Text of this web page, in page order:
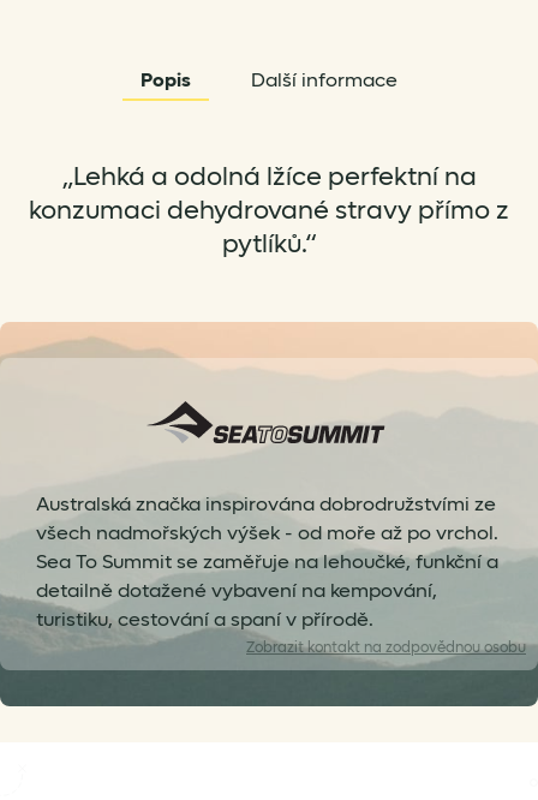
Popis Další informace
„Lehká a odolná lžíce perfektní na
konzumaci dehydrované stravy přímo z
pytlíků.“
Australská značka inspirována dobrodružstvími ze
všech nadmořských výšek - od moře až po vrchol.
Sea To Summit se zaměřuje na lehoučké, funkční a
detailně dotažené vybavení na kempování,
turistiku, cestování a spaní v přírodě.
Zobrazitkontakt na zodpovědnou osobu